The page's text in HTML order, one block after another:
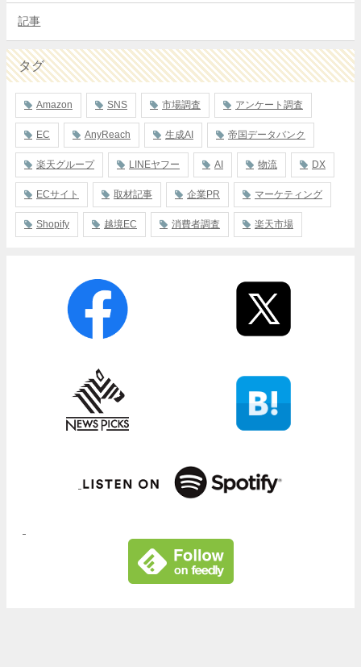
記事
タグ
Amazon SNS 市場調査 アンケート調査
EC AnyReach 生成AI 帝国データバンク
楽天グループ LINEヤフー AI 物流 DX
ECサイト 取材記事 企業PR マーケティング
Shopify 越境EC 消費者調査 楽天市場